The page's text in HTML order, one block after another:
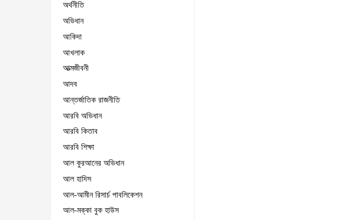
অর্থনীতি
অভিধান
আকিদা
আখলাক
আত্মজীবনী
আদব
আন্তর্জাতিক রাজনীতি
আরবি অভিধান
আরবি কিতাব
আরবি শিক্ষা
আল কুরআনের অভিধান
আল হাদিস
আল-আমীন রিসার্চ পাবলিকেশন
আল-মক্কা বুক হাউস